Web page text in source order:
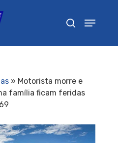
» Motorista morre e
família ficam feridas